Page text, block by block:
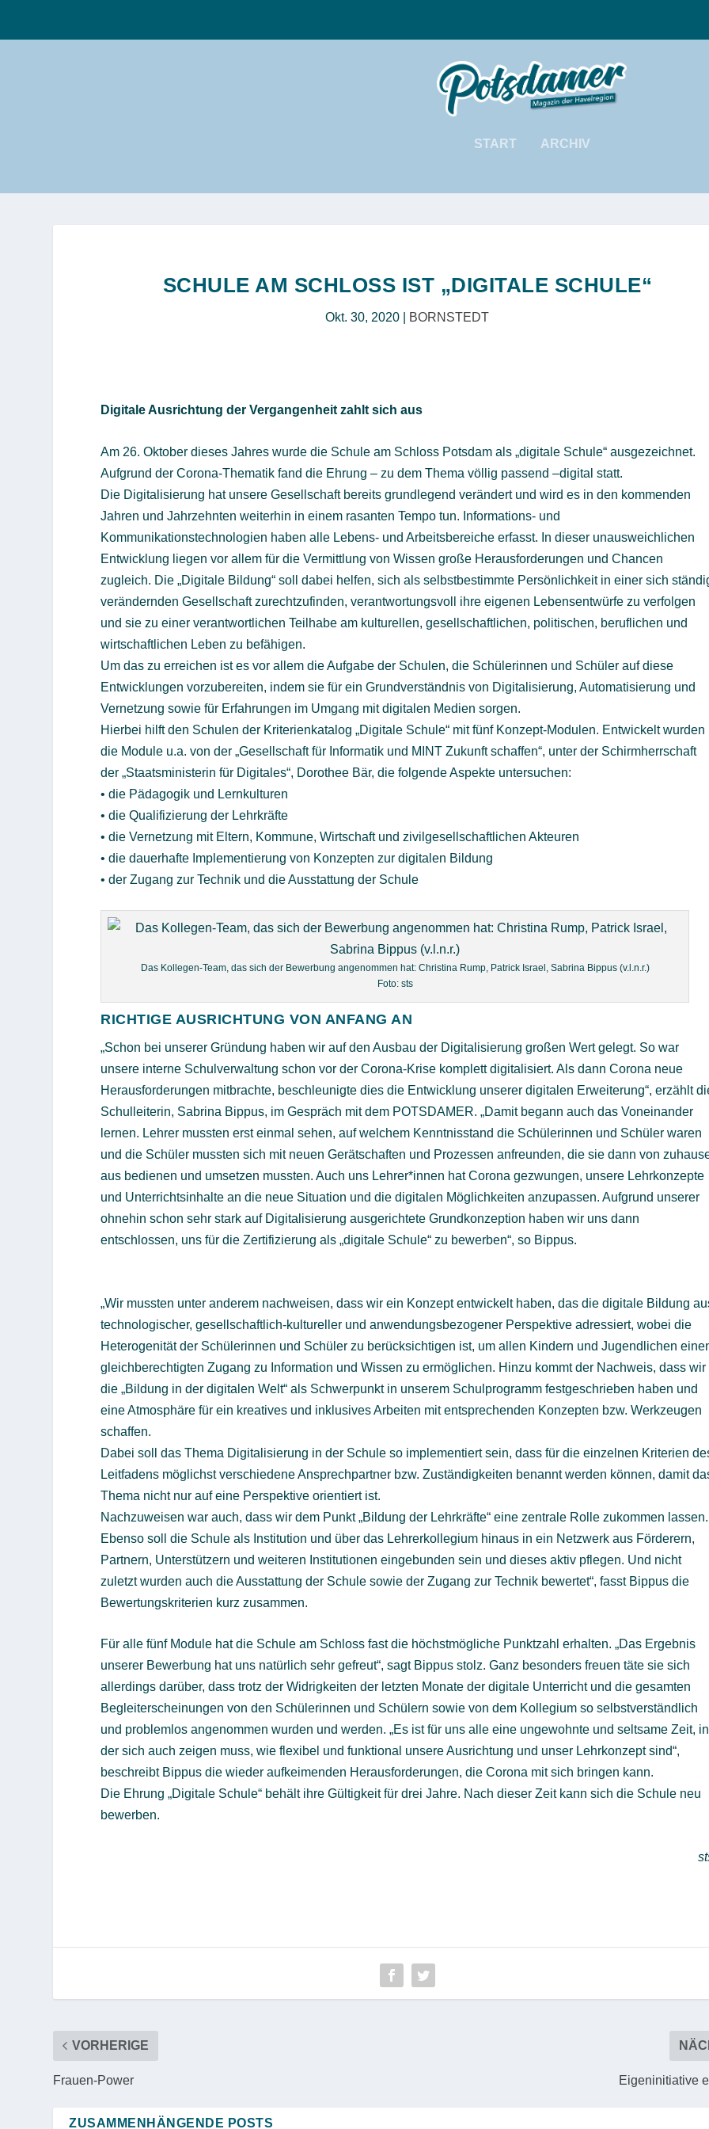
START ARCHIV
SCHULE AM SCHLOSS IST „DIGITALE SCHULE“
Okt. 30, 2020 BORNSTEDT
Digitale Ausrichtung der Vergangenheit zahlt sich aus
Am 26. Oktober dieses Jahres wurde die Schule am Schloss Potsdam als „digitale Schule“ ausgezeichnet.
Aufgrund der Corona-Thematik fand die Ehrung – zu dem Thema völlig passend –digital statt.
Die Digitalisierung hat unsere Gesellschaft bereits grundlegend verändert und wird es in den kommenden
Jahren und Jahrzehnten weiterhin in einem rasanten Tempo tun. Informations- und
Kommunikationstechnologien haben alle Lebens- und Arbeitsbereiche erfasst. In dieser unausweichlichen
Entwicklung liegen vor allem für die Vermittlung von Wissen große Herausforderungen und Chancen
zugleich. Die „Digitale Bildung“ soll dabei helfen, sich als selbstbestimmte Persönlichkeit in einer sich
verändernden Gesellschaft zurechtzufinden, verantwortungsvoll ihre eigenen Lebensentwürfe zu verfolgen
und sie zu einer verantwortlichen Teilhabe am kulturellen, gesellschaftlichen, politischen, beruflichen und
wirtschaftlichen Leben zu befähigen.
Um das zu erreichen ist es vor allem die Aufgabe der Schulen, die Schülerinnen und Schüler auf diese
Entwicklungen vorzubereiten, indem sie für ein Grundverständnis von Digitalisierung, Automatisierung und
Vernetzung sowie für Erfahrungen im Umgang mit digitalen Medien sorgen.
Hierbei hilft den Schulen der Kriterienkatalog „Digitale Schule“ mit fünf Konzept-Modulen. Entwickelt wurden
die Module u.a. von der „Gesellschaft für Informatik und MINT Zukunft schaffen“, unter der Schirmherrschaft
der „Staatsministerin für Digitales“, Dorothee Bär, die folgende Aspekte untersuchen:
• die Pädagogik und Lernkulturen
• die Qualifizierung der Lehrkräfte
• die Vernetzung mit Eltern, Kommune, Wirtschaft und zivilgesellschaftlichen Akteuren
• die dauerhafte Implementierung von Konzepten zur digitalen Bildung
• der Zugang zur Technik und die Ausstattung der Schule
Das Kollegen-Team, das sich der Bewerbung angenommen hat: Christina Rump, Patrick Israel, Sabrina Bippus (v.l.n.r.)
Foto: sts
RICHTIGE AUSRICHTUNG VON ANFANG AN
„Schon bei unserer Gründung haben wir auf den Ausbau der Digitalisierung großen Wert gelegt. So war
unsere interne Schulverwaltung schon vor der Corona-Krise komplett digitalisiert. Als dann Corona neue
Herausforderungen mitbrachte, beschleunigte dies die Entwicklung unserer digitalen Erweiterung“, erzählt
Schulleiterin, Sabrina Bippus, im Gespräch mit dem POTSDAMER. „Damit begann auch das Voneinander
lernen. Lehrer mussten erst einmal sehen, auf welchem Kenntnisstand die Schülerinnen und Schüler waren
und die Schüler mussten sich mit neuen Gerätschaften und Prozessen anfreunden, die sie dann von
aus bedienen und umsetzen mussten. Auch uns Lehrer*innen hat Corona gezwungen, unsere Lehrkonzepte
und Unterrichtsinhalte an die neue Situation und die digitalen Möglichkeiten anzupassen. Aufgrund unserer
ohnehin schon sehr stark auf Digitalisierung ausgerichtete Grundkonzeption haben wir uns dann
entschlossen, uns für die Zertifizierung als „digitale Schule“ zu bewerben“, so Bippus.
„Wir mussten unter anderem nachweisen, dass wir ein Konzept entwickelt haben, das die digitale Bildung
technologischer, gesellschaftlich-kultureller und anwendungsbezogener Perspektive adressiert, wobei die
Heterogenität der Schülerinnen und Schüler zu berücksichtigen ist, um allen Kindern und Jugendlichen
gleichberechtigten Zugang zu Information und Wissen zu ermöglichen. Hinzu kommt der Nachweis, dass wir
die „Bildung in der digitalen Welt“ als Schwerpunkt in unserem Schulprogramm festgeschrieben haben und
eine Atmosphäre für ein kreatives und inklusives Arbeiten mit entsprechenden Konzepten bzw. Werkzeugen
schaffen.
Dabei soll das Thema Digitalisierung in der Schule so implementiert sein, dass für die einzelnen Kriterien
Leitfadens möglichst verschiedene Ansprechpartner bzw. Zuständigkeiten benannt werden können, damit
Thema nicht nur auf eine Perspektive orientiert ist.
Nachzuweisen war auch, dass wir dem Punkt „Bildung der Lehrkräfte“ eine zentrale Rolle zukommen lassen.
Ebenso soll die Schule als Institution und über das Lehrerkollegium hinaus in ein Netzwerk aus Förderern,
Partnern, Unterstützern und weiteren Institutionen eingebunden sein und dieses aktiv pflegen. Und nicht
zuletzt wurden auch die Ausstattung der Schule sowie der Zugang zur Technik bewertet“, fasst Bippus die
Bewertungskriterien kurz zusammen.
Für alle fünf Module hat die Schule am Schloss fast die höchstmögliche Punktzahl erhalten. „Das Ergebnis
unserer Bewerbung hat uns natürlich sehr gefreut“, sagt Bippus stolz. Ganz besonders freuen täte sie sich
allerdings darüber, dass trotz der Widrigkeiten der letzten Monate der digitale Unterricht und die gesamten
Begleiterscheinungen von den Schülerinnen und Schülern sowie von dem Kollegium so selbstverständlich
und problemlos angenommen wurden und werden. „Es ist für uns alle eine ungewohnte und seltsame Zeit, in
der sich auch zeigen muss, wie flexibel und funktional unsere Ausrichtung und unser Lehrkonzept sind“,
beschreibt Bippus die wieder aufkeimenden Herausforderungen, die Corona mit sich bringen kann.
Die Ehrung „Digitale Schule“ behält ihre Gültigkeit für drei Jahre. Nach dieser Zeit kann sich die Schule neu
bewerben.
VORHERIGE
Frauen-Power Eigeninitiative
ZUSAMMENHÄNGENDE POSTS